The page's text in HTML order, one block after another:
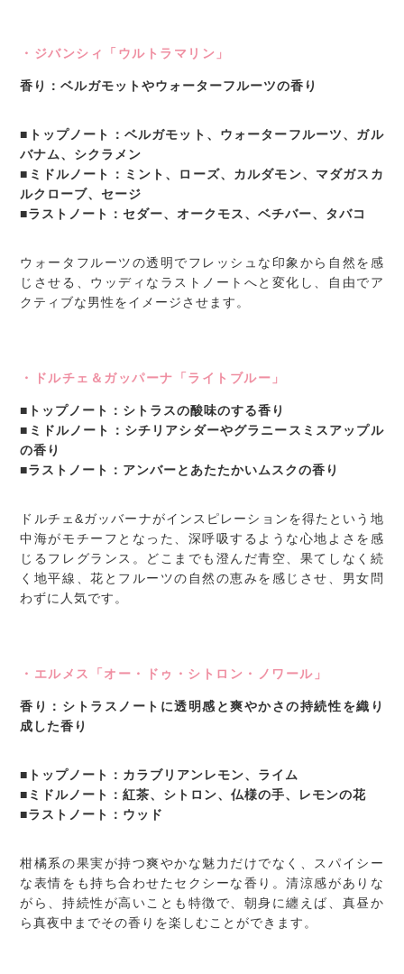
・ジバンシィ「ウルトラマリン」
香り：ベルガモットやウォーターフルーツの香り
■トップノート：ベルガモット、ウォーターフルーツ、ガル
バナム、シクラメン
■ミドルノート：ミント、ローズ、カルダモン、マダガスカ
ルクローブ、セージ
■ラストノート：セダー、オークモス、ベチバー、タバコ
ウォータフルーツの透明でフレッシュな印象から自然を感
じさせる、ウッディなラストノートへと変化し、自由でア
クティブな男性をイメージさせます。
・ドルチェ＆ガッパーナ「ライトブルー」
■トップノート：シトラスの酸味のする香り
■ミドルノート：シチリアシダーやグラニースミスアップル
の香り
■ラストノート：アンバーとあたたかいムスクの香り
ドルチェ&ガッバーナがインスピレーションを得たという地
中海がモチーフとなった、深呼吸するような心地よさを感
じるフレグランス。どこまでも澄んだ青空、果てしなく続
く地平線、花とフルーツの自然の恵みを感じさせ、男女問
わずに人気です。
・エルメス「オー・ドゥ・シトロン・ノワール」
香り：シトラスノートに透明感と爽やかさの持続性を織り
成した香り
■トップノート：カラブリアンレモン、ライム
■ミドルノート：紅茶、シトロン、仏様の手、レモンの花
■ラストノート：ウッド
柑橘系の果実が持つ爽やかな魅力だけでなく、スパイシー
な表情をも持ち合わせたセクシーな香り。清涼感がありな
がら、持続性が高いことも特徴で、朝身に纏えば、真昼か
ら真夜中までその香りを楽しむことができます。